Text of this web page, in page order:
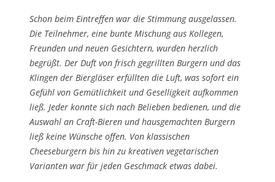
Schon beim Eintreffen war die Stimmung ausgelassen.
Die Teilnehmer, eine bunte Mischung aus Kollegen,
Freunden und neuen Gesichtern, wurden herzlich
begrüßt. Der Duft von frisch gegrillten Burgern und das
Klingen der Biergläser erfüllten die Luft, was sofort ein
Gefühl von Gemütlichkeit und Geselligkeit aufkommen
ließ. Jeder konnte sich nach Belieben bedienen, und die
Auswahl an Craft-Bieren und hausgemachten Burgern
ließ keine Wünsche offen. Von klassischen
Cheeseburgern bis hin zu kreativen vegetarischen
Varianten war für jeden Geschmack etwas dabei.